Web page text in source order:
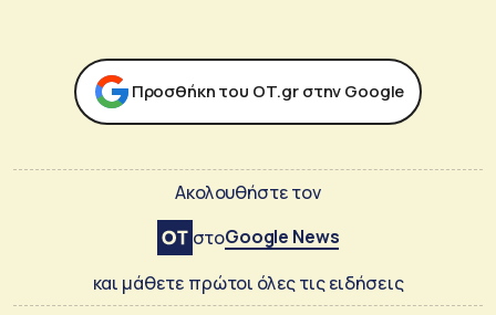
Προσθήκη του ΟΤ.gr στην Google
Ακολουθήστε τον
στοGoogle News
και μάθετε πρώτοι όλες τις ειδήσεις